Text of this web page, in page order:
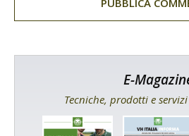
E-
Tecniche, prodotti e